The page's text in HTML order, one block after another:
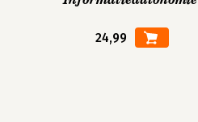
24,99